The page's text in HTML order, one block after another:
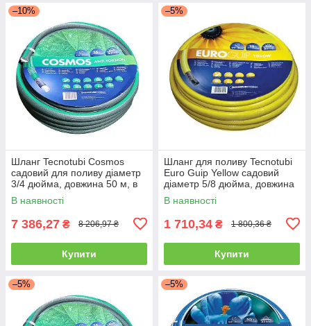
–10%
Шланг Tecnotubi Cosmos
садовий для поливу діаметр
3/4 дюйма, довжина 50 м, в
упаковці - 1 шт. (CS 3/4 50)
В наявності
7 386,27 ₴ 8 206,97 ₴
Купити
–5%
Шланг для поливу Tecnotubi
Euro Guip Yellow садовий
діаметр 5/8 дюйма, довжина
50 м (EGY 5/8 50)
В наявності
1 710,34 ₴ 1 800,36 ₴
Купити
–5% –5%